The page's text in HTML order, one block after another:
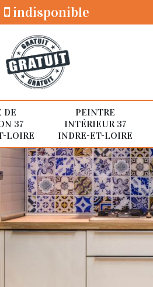
indisponible
DE
37
LOIRE
PEINTRE
INTÉRIEUR 37
INDRE-ET-LOIRE